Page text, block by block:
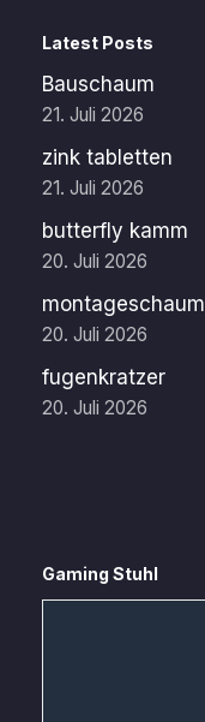
Latest Posts
Bauschaum
21. Juli 2026
zink tabletten
21. Juli 2026
butterfly kamm
20. Juli 2026
montageschaum
20. Juli 2026
fugenkratzer
20. Juli 2026
Gaming Stuhl